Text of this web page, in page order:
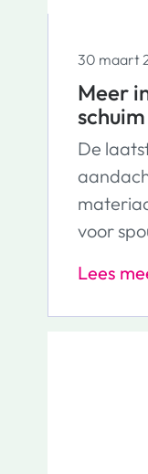
30 maart
Meer
schuim
De
voor
geven.
landelijk
Lees